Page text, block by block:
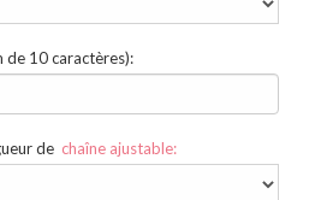
de 10 caractères):
de chaîne ajustable: